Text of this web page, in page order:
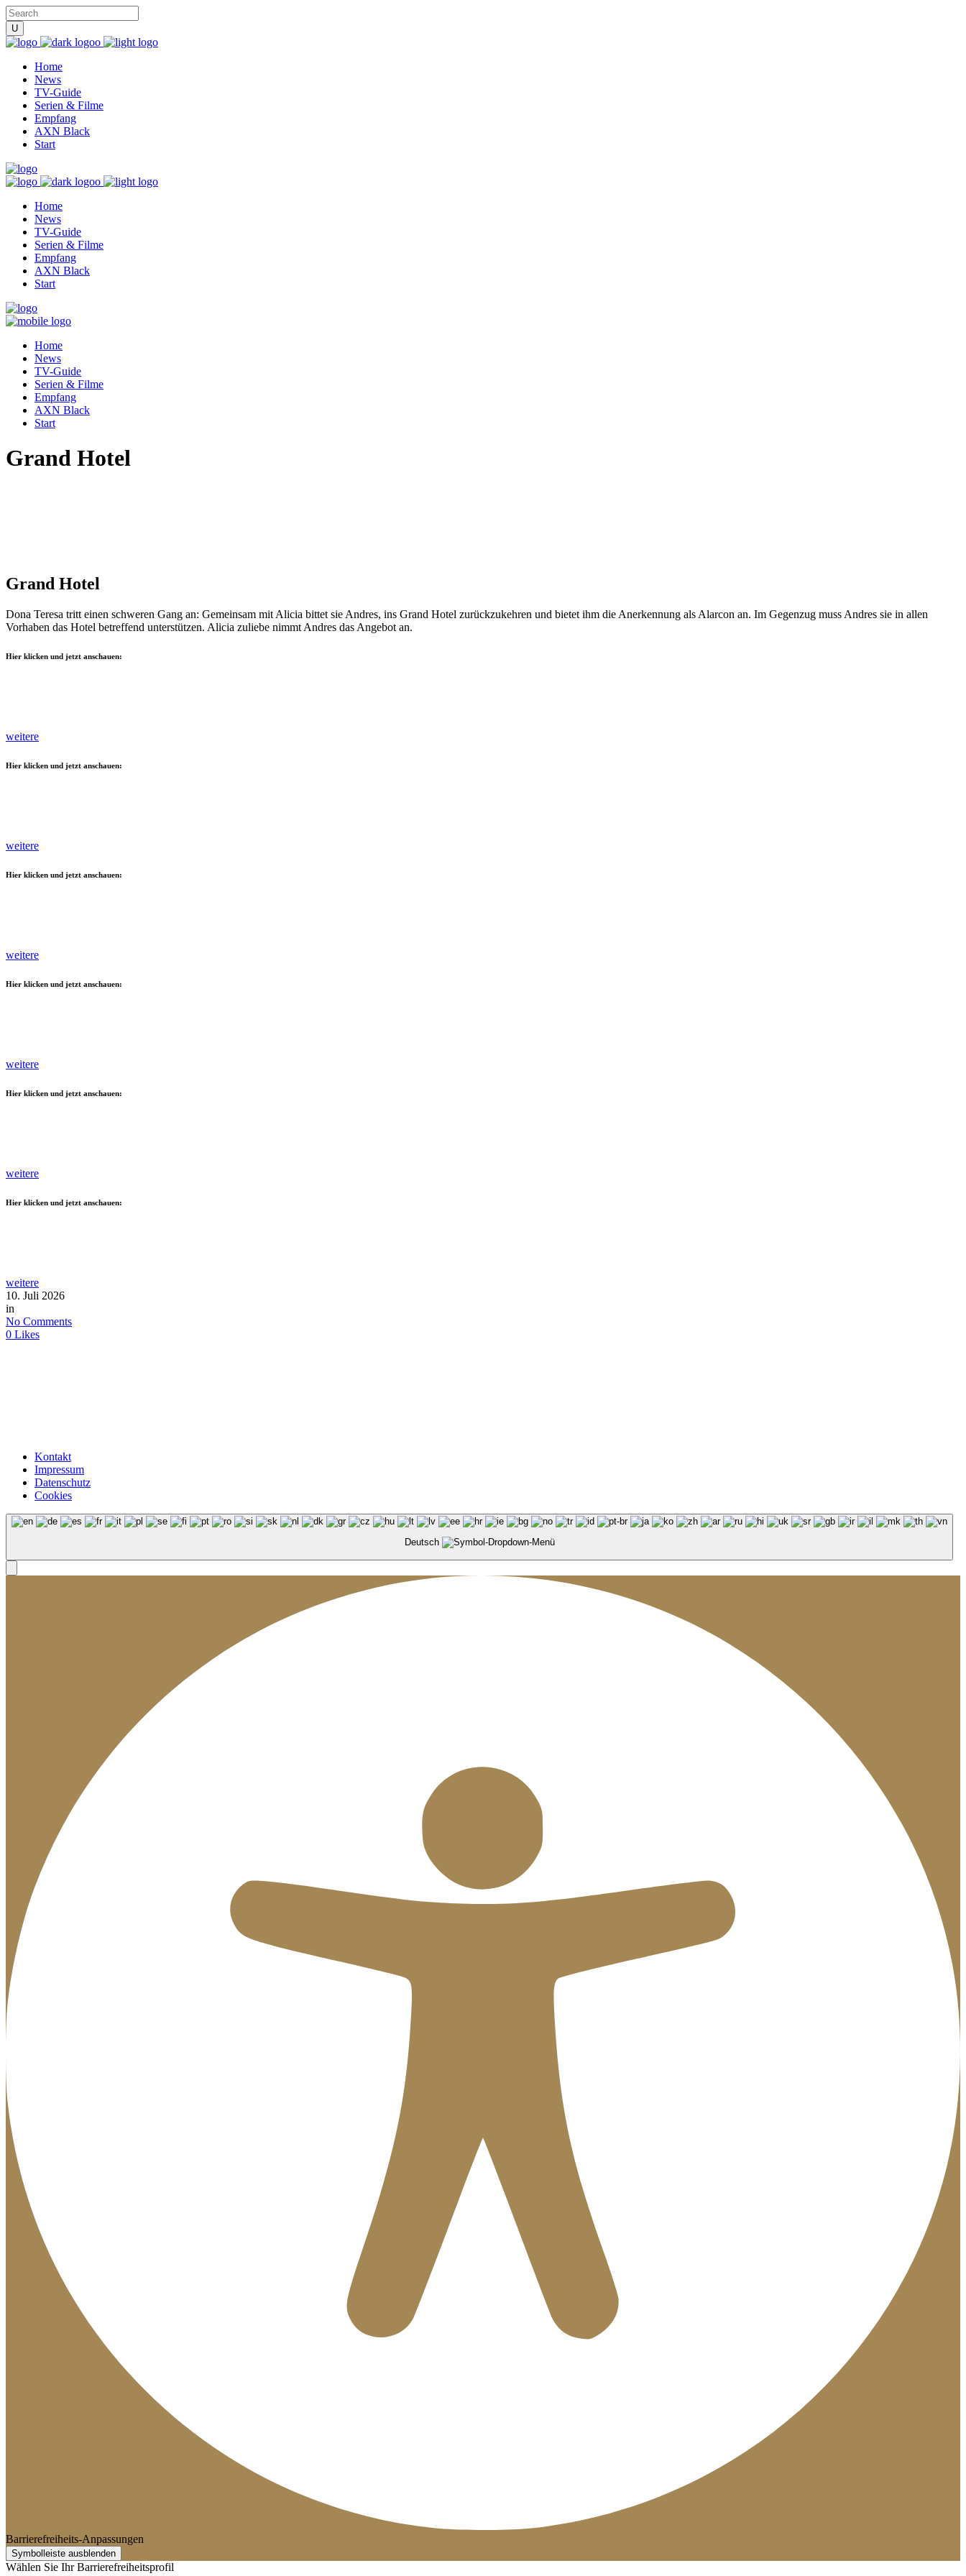
Home
News
TV-Guide
Serien & Filme
Empfang
AXN Black
Start
Home
News
TV-Guide
Serien & Filme
Empfang
AXN Black
Start
Home
News
TV-Guide
Serien & Filme
Empfang
AXN Black
Start
Grand Hotel
Grand Hotel
Dona Teresa tritt einen schweren Gang an: Gemeinsam mit Alicia bittet sie Andres, ins Grand Hotel zurückzukehren und bietet ihm die Anerkennung als Alarcon an. Im Gegenzug muss Andres sie in allen
Vorhaben das Hotel betreffend unterstützen. Alicia zuliebe nimmt Andres das Angebot an.
Hier klicken und jetzt anschauen:
weitere
Hier klicken und jetzt anschauen:
weitere
Hier klicken und jetzt anschauen:
weitere
Hier klicken und jetzt anschauen:
weitere
Hier klicken und jetzt anschauen:
weitere
Hier klicken und jetzt anschauen:
weitere
10. Juli 2026
in
No Comments
0 Likes
Kontakt
Impressum
Datenschutz
Cookies
Deutsch
Barrierefreiheits-Anpassungen
Symbolleiste ausblenden
Wählen Sie Ihr Barrierefreiheitsprofil